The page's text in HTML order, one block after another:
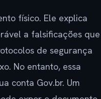
físico. Ele explica
a falsificações que
de segurança
No entanto, essa
conta Gov.br. Um